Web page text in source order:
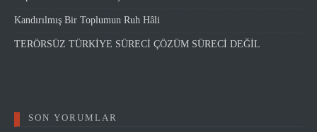
Kandırılmış Bir Toplumun Ruh Hâli
TERÖRSÜZ TÜRKİYE SÜRECİ ÇÖZÜM SÜRECİ DEĞİL
SON YORUMLAR